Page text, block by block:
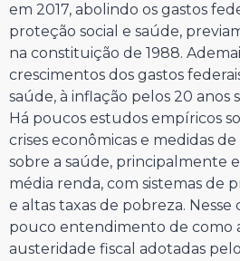
em 2017, abolindo os gastos
proteção social e saúde,
na constituição de 1988.
crescimentos dos gastos
saúde, à inflação pelos 20 anos
Há poucos estudos empíricos
crises econômicas e medidas
sobre a saúde, principalmente
média renda, com sistemas de
e altas taxas de pobreza. Nesse
pouco entendimento de como
austeridade fiscal adotadas